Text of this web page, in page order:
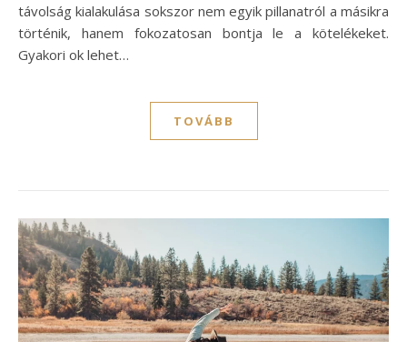
távolság kialakulása sokszor nem egyik pillanatról a másikra
történik, hanem fokozatosan bontja le a kötelékeket.
Gyakori ok lehet…
TOVÁBB